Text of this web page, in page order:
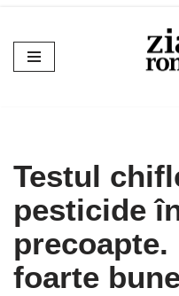
Sari
la
Testul
pesticide
precoapte.
foarte